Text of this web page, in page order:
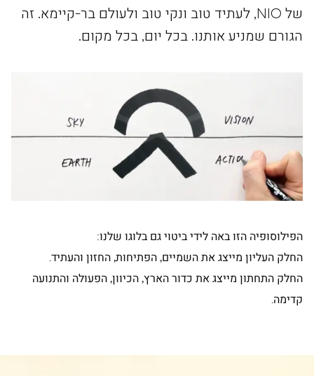
של NIO, לעתיד טוב ונקי טוב ולעולם בר-קיימא. זה
הגורם שמניע אותנו. בכל יום, בכל מקום.
הפילוסופיה הזו באה לידי ביטוי גם בלוגו שלנו:
החלק העליון מייצג את השמיים, הפתיחות, החזון והעתיד.
החלק התחתון מייצג את כדור הארץ, הכיוון, הפעולה והתנועה
קדימה.